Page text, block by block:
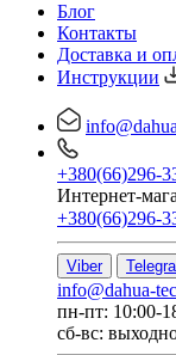
Блог
Контакты
Доставка и
Инструкции
+380(66)296-
Интернет-
+380(66)296-
Viber
info@dahua-
пн-пт: 10:00-
сб-вс: